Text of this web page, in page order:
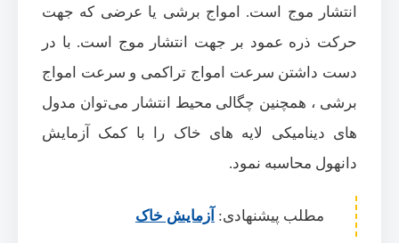
انتشار موج است. امواج برشی یا عرضی که جهت
حرکت ذره عمود بر جهت انتشار موج است. با در
دست داشتن سرعت امواج تراکمی و سرعت امواج
برشی ، همچنین چگالی محیط انتشار می‌توان مدول
های دینامیکی لایه های خاک را با کمک آزمایش
دانهول محاسبه نمود.
مطلب پیشنهادی: آزمایش خاک